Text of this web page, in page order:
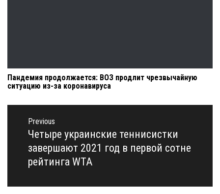
Пандемия продолжается: ВОЗ продлит чрезвычайную
ситуацию из-за коронавируса
Навигация
записям
Previous
Previous
post:
Четыре украинские теннисистки
завершают 2021 год в первой сотне
рейтинга WTA